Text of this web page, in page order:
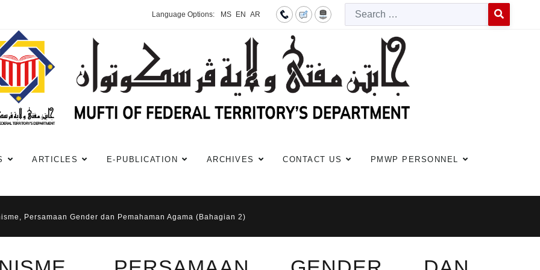
Language Options: MS EN AR
ARTICLES E-PUBLICATION ARCHIVES CONTACT US PMWP PERSONNEL
Persamaan Gender dan Pemahaman Agama (Bahagian 2)